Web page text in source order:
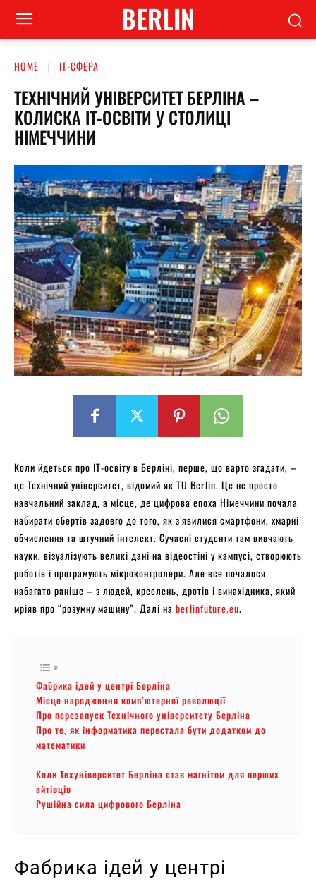
BERLIN
HOME ІТ-СФЕРА
ТЕХНІЧНИЙ УНІВЕРСИТЕТ БЕРЛІНА –
КОЛИСКА ІТ-ОСВІТИ У СТОЛИЦІ
НІМЕЧЧИНИ
Коли йдеться про ІТ-освіту в Берліні, перше, що варто згадати, –
це Технічний університет, відомий як TU Berlin. Це не просто
навчальний заклад, а місце, де цифрова епоха Німеччини почала
набирати обертів задовго до того, як з’явилися смартфони, хмарні
обчислення та штучний інтелект. Сучасні студенти там вивчають
науки, візуалізують великі дані на відеостіні у кампусі, створюють
роботів і програмують мікроконтролери. Але все почалося
набагато раніше – з людей, креслень, дротів і винахідника, який
мріяв про “розумну машину”. Далі на berlinfuture.eu.
Фабрика ідей у центрі Берліна
Місце народження комп’ютерної революції
Про перезапуск Технічного університету Берліна
Про те, як інформатика перестала бути додатком до
математики
Коли Техуніверситет Берліна став магнітом для перших
айтівців
Рушійна сила цифрового Берліна
Фабрика ідей у центрі